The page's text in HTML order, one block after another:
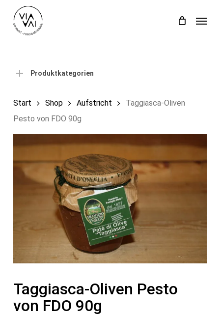
Einkaufswagen Close
Produktkategorien
Start Shop Aufstricht
Taggiasca-Oliven
Pesto von FDO 90g
Taggiasca-Oliven Pesto
von FDO 90g